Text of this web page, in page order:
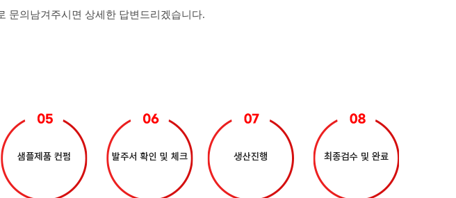
문의남겨주시면 상세한 답변드리겠습니다.